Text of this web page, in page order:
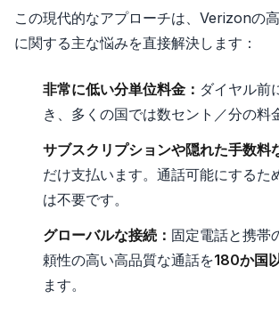
この現代的なアプローチは、Verizonの
に関する主な悩みを直接解決します：
非常に低い分単位料金： ダイヤル前
き、多くの国では数セント／分の料
サブスクリプションや隠れた手数料
だけ支払います。通話可能にするた
は不要です。
グローバルな接続： 固定電話と携帯
頼性の高い高品質な通話を180か国
ます。